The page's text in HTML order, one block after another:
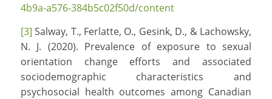
4b9a-a576-384b5c02f50d/content
[3] Salway, T., Ferlatte, O., Gesink, D., & Lachowsky,
N. J. (2020). Prevalence of exposure to sexual
orientation change efforts and associated
sociodemographic characteristics and
psychosocial health outcomes among Canadian